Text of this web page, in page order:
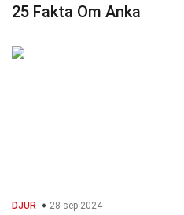
25 Fakta Om Anka
DJUR 28 sep 2024